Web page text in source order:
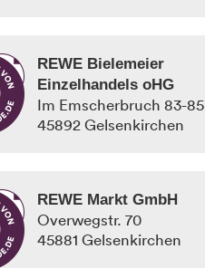
REWE Bielemeier
Einzelhandels oHG
Im Emscherbruch 83-85
45892Gelsenkirchen
REWE Markt GmbH
Overwegstr. 70
45881 Gelsenkirchen